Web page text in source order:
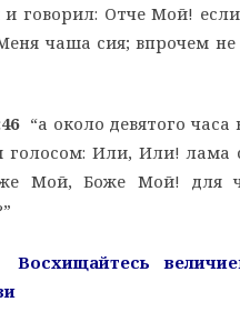
говорил: Отче Мой!
чаша сия; впрочем не
“а около девятого часа
голосом: Или, Или! лама
Мой, Боже Мой! для